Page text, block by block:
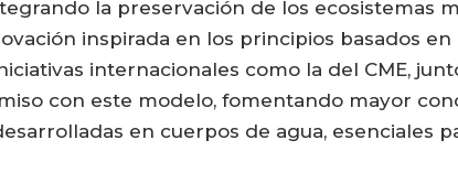
la preservación de los ecosistemas
inspirada en los principios basados
internacionales como la del CME,
con este modelo, fomentando mayor
en cuerpos de agua, esenciales